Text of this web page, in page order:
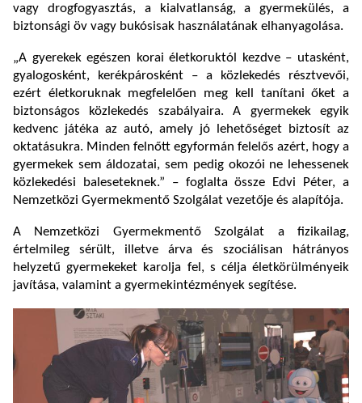
vagy drogfogyasztás, a kialvatlanság, a gyermekülés, a
biztonsági öv vagy bukósisak használatának elhanyagolása.
„A gyerekek egészen korai életkoruktól kezdve – utasként,
gyalogosként, kerékpárosként – a közlekedés résztvevői,
ezért életkoruknak megfelelően meg kell tanítani őket a
biztonságos közlekedés szabályaira. A gyermekek egyik
kedvenc játéka az autó, amely jó lehetőséget biztosít az
oktatásukra. Minden felnőtt egyformán felelős azért, hogy a
gyermekek sem áldozatai, sem pedig okozói ne lehessenek
közlekedési baleseteknek.” – foglalta össze Edvi Péter, a
Nemzetközi Gyermekmentő Szolgálat vezetője és alapítója.
A Nemzetközi Gyermekmentő Szolgálat a fizikailag,
értelmileg sérült, illetve árva és szociálisan hátrányos
helyzetű gyermekeket karolja fel, s célja életkörülményeik
javítása, valamint a gyermekintézmények segítése.